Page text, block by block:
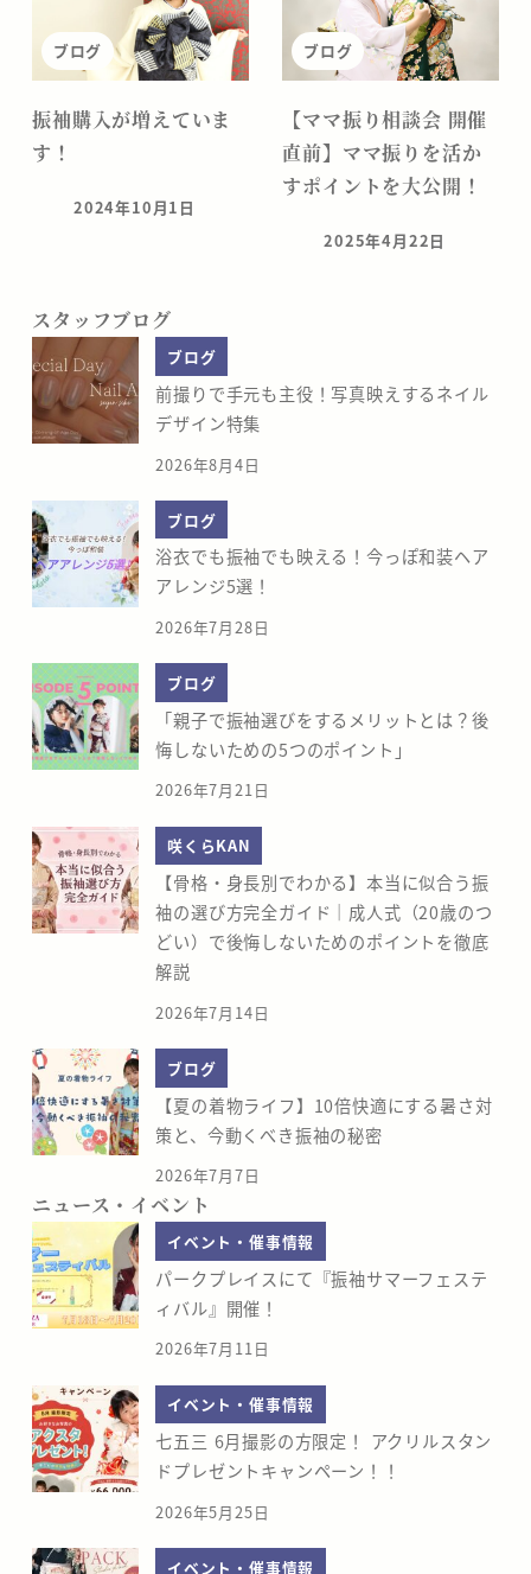
ブログ
振袖購入が増えていま
す！
投稿日
2024年10月1日
ブログ
【ママ振り相談会 開催
直前】ママ振りを活か
すポイントを大公開！
投稿日
2025年4月22日
スタッフブログ
ブログ
前撮りで手元も主役！写真映えするネイル
デザイン特集
2026年8月4日
ブログ
浴衣でも振袖でも映える！今っぽ和装ヘア
アレンジ5選！
2026年7月28日
ブログ
「親子で振袖選びをするメリットとは？後
悔しないための5つのポイント」
2026年7月21日
咲くらKAN
【骨格・身長別でわかる】本当に似合う振
袖の選び方完全ガイド｜成人式（20歳のつ
どい）で後悔しないためのポイントを徹底
解説
2026年7月14日
ブログ
【夏の着物ライフ】10倍快適にする暑さ対
策と、今動くべき振袖の秘密
2026年7月7日
ニュース・イベント
イベント・催事情報
パークプレイスにて『振袖サマーフェステ
ィバル』開催！
2026年7月11日
イベント・催事情報
七五三 6月撮影の方限定！ アクリルスタン
ドプレゼントキャンペーン！！
2026年5月25日
イベント・催事情報